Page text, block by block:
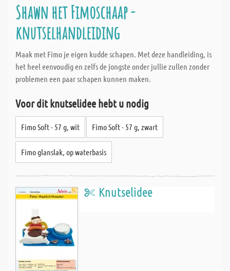
Shawn het Fimoschaap -
knutselhandleiding
Maak met Fimo je eigen kudde schapen. Met deze handleiding, is
het heel eenvoudig en zelfs de jongste onder jullie zullen zonder
problemen een paar schapen kunnen maken.
Voor dit knutselidee hebt u nodig
Fimo Soft - 57 g, wit Fimo Soft - 57 g, zwart
Fimo glanslak, op waterbasis
Knutselidee